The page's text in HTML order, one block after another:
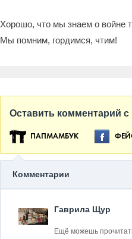
Хорошо, что мы знаем о войне
Мы помним, гордимся, чтим!
Оставить комментарий
ПАПМАМБУК
Комментарии
Гаврила Щур
Ещё можешь